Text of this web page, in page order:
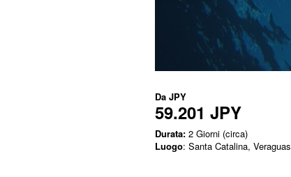
Da JPY
59.201 JPY
Durata: 2 Giorni (circa)
Luogo: Santa Catalina, Veraguas